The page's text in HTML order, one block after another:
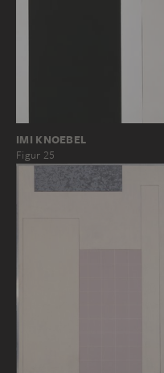
IMI KNOEBEL
Figur 25